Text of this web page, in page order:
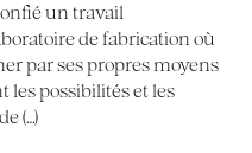
un travail
de fabrication où
par ses propres moyens
les possibilités et les
(…)